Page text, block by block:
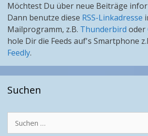
Möchtest Du über neue Beiträge
Dann benutze diese RSS-Linkadresse
Mailprogramm, z.B. Thunderbird oder
hole Dir die Feeds auf's Smartphone
Feedly.
Suchen
Suchen
nach: